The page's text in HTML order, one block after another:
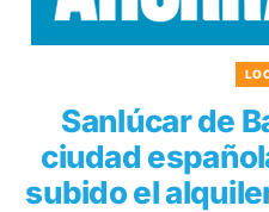
Sanlúcar de
ciudad
subido el